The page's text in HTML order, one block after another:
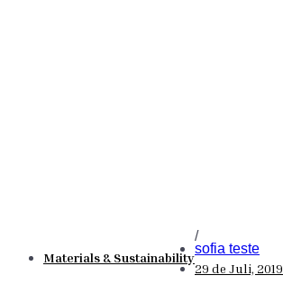
Materials & Sustainability
/
sofia teste
29 de Juli, 2019